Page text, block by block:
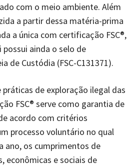
com o meio ambiente. Além
a partir dessa matéria-prima
a única com certificação FSC®,
possui ainda o selo de
de Custódia (FSC-C131371).
de exploração ilegal das
FSC® serve como garantia de
acordo com critérios
processo voluntário no qual
ano, os cumprimentos de
econômicas e sociais de